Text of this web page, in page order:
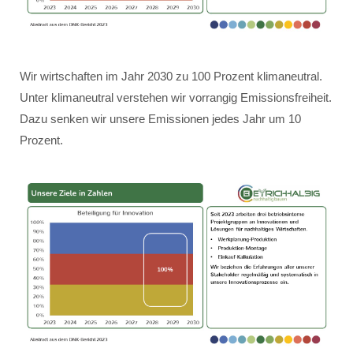
Wir wirtschaften im Jahr 2030 zu 100 Prozent klimaneutral.
Unter klimaneutral verstehen wir vorrangig Emissionsfreiheit.
Dazu senken wir unsere Emissionen jedes Jahr um 10
Prozent.